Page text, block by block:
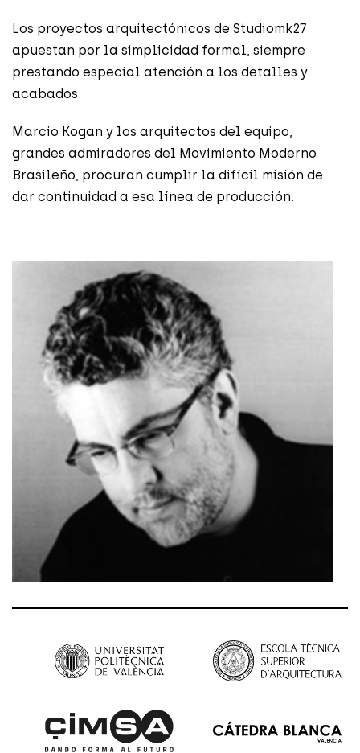
Los proyectos arquitectónicos de Studiomk27
apuestan por la simplicidad formal, siempre
prestando especial atención a los detalles y
acabados.
Marcio Kogan y los arquitectos del equipo,
grandes admiradores del Movimiento Moderno
Brasileño, procuran cumplir la difícil misión de
dar continuidad a esa línea de producción.